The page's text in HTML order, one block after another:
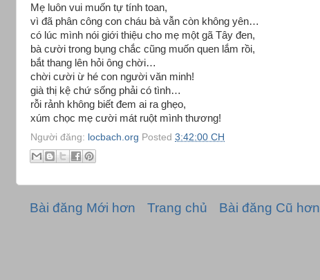
Mẹ luôn vui muốn tự tính toan,
vì đã phân công con cháu bà vẫn còn không yên…
có lúc mình nói giới thiệu cho mẹ một gã Tây đen,
bà cười trong bụng chắc cũng muốn quen lắm rồi,
bắt thang lên hỏi ông chời…
chời cười ừ hé con người văn minh!
già thị kệ chứ sống phải có tình…
rỗi rảnh không biết đem ai ra ghẹo,
xúm chọc mẹ cười mát ruột mình thương!
Người đăng: locbach.org Posted 3:42:00 CH
Bài đăng Mới hơn Bài đăng Cũ hơn
Trang chủ